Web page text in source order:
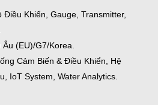
Điều Khiển, Gauge, Transmitter,
(EU)/G7/Korea.
Cảm Biến & Điều Khiển, Hệ
IoT System, Water Analytics.